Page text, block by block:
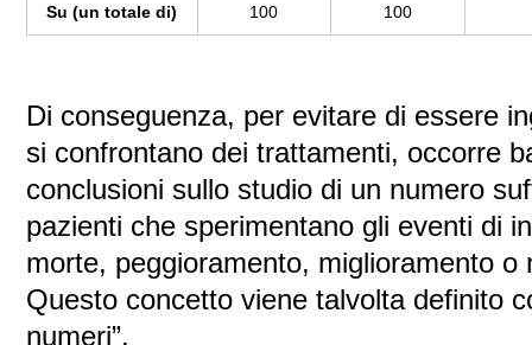
Su (un totale di) 100 100
Di conseguenza, per evitare di essere
si confrontano dei trattamenti, occorre
conclusioni sullo studio di un numero
pazienti che sperimentano gli eventi di
morte, peggioramento, miglioramento o
Questo concetto viene talvolta definito
numeri”.